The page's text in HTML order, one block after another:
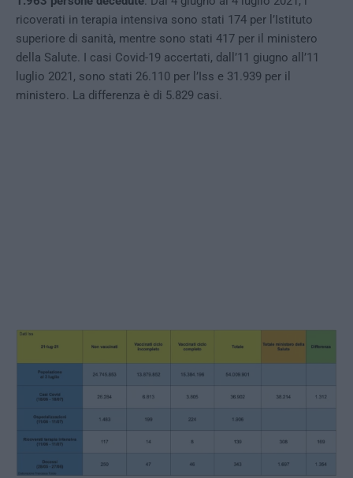
ricoverati in terapia intensiva sono stati 174 per l’Istituto
superiore di sanità, mentre sono stati 417 per il ministero
della Salute. I casi Covid-19 accertati, dall’11 giugno all’11
luglio 2021, sono stati 26.110 per l’Iss e 31.939 per il
ministero. La differenza è di 5.829 casi.